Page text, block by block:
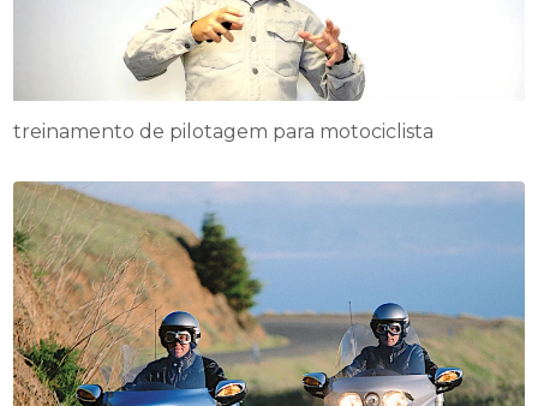
treinamento de pilotagem para motociclista